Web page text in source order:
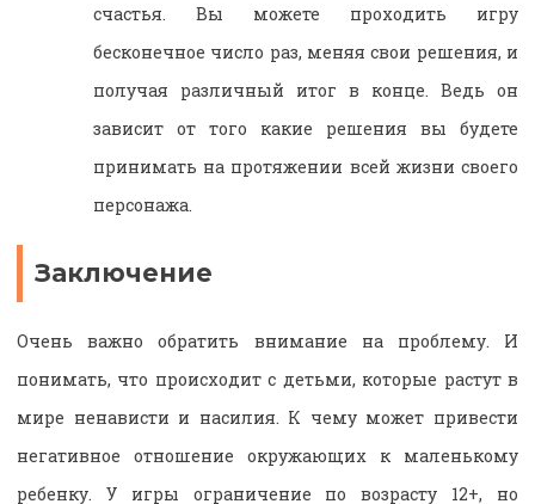
счастья. Вы можете проходить игру
бесконечное число раз, меняя свои решения, и
получая различный итог в конце. Ведь он
зависит от того какие решения вы будете
принимать на протяжении всей жизни своего
персонажа.
Заключение
Очень важно обратить внимание на проблему. И
понимать, что происходит с детьми, которые растут в
мире ненависти и насилия. К чему может привести
негативное отношение окружающих к маленькому
ребенку. У игры ограничение по возрасту 12+, но